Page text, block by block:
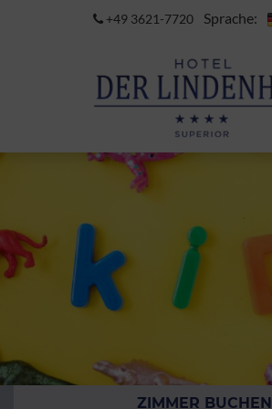
+49 3621-7720 Sprache:
ZIMMER BUCHEN